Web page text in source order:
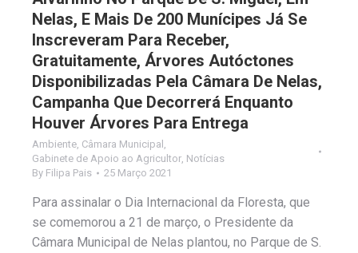
Nelas, E Mais De 200 Munícipes Já Se
Inscreveram Para Receber,
Gratuitamente, Árvores Autóctones
Disponibilizadas Pela Câmara De Nelas,
Campanha Que Decorrerá Enquanto
Houver Árvores Para Entrega
Ambiente Câmara Municipal
Gabinete de Apoio ao Agricultor Notícias
By Filipa Pais 25 Março 2021
Para assinalar o Dia Internacional da Floresta, que
se comemorou a 21 de março, o Presidente da
Câmara Municipal de Nelas plantou, no Parque de S.